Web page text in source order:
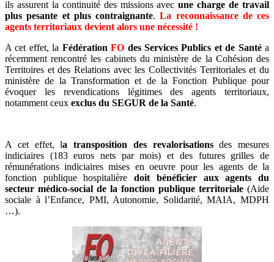
ils assurent la continuité des missions avecune charge de travail
plus pesante et plus contraignante.La reconnaissance de ces
agents territoriaux devient alors une nécessité !
A cet effet, la FédérationFO des Services Publics et de Santéa
récemment rencontré les cabinets du ministère de la Cohésion des
Territoires et des Relations avec les Collectivités Territoriales et du
ministère de la Transformation et de la Fonction Publique pour
évoquer les revendications légitimes des agents territoriaux,
notamment ceux exclus du SEGUR de la Santé.
A cet effet, la transposition des revalorisationsdes mesures
indiciaires (183 euros nets par mois) et des futures grilles de
rémunérations indiciaires mises en oeuvre pour les agents de la
fonction publique hospitalièredoit bénéficier aux agents du
secteur médico-social de la fonction publique territoriale (Aide
sociale à l’Enfance, PMI, Autonomie, Solidarité, MAIA, MDPH
…).